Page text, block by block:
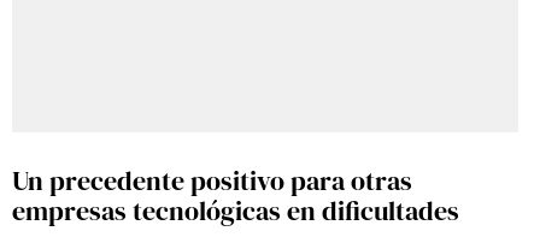
Un precedente positivo para otras
empresas tecnológicas en dificultades